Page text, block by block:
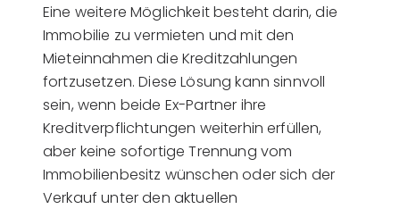
Eine weitere Möglichkeit besteht darin, die
Immobilie zu vermieten und mit den
Mieteinnahmen die Kreditzahlungen
fortzusetzen. Diese Lösung kann sinnvoll
sein, wenn beide Ex-Partner ihre
Kreditverpflichtungen weiterhin erfüllen,
aber keine sofortige Trennung vom
Immobilienbesitz wünschen oder sich der
Verkauf unter den aktuellen